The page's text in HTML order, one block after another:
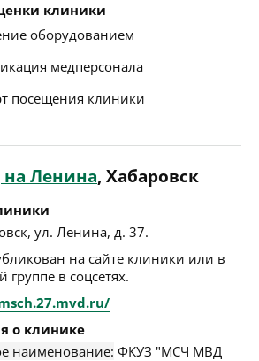
клиники
оборудованием
медперсонала
посещения клиники
Ленина, Хабаровск
, ул. Ленина, д. 37.
на сайте клиники или в
в соцсетях.
о клинике
наименование: ФКУЗ "МСЧ МВД